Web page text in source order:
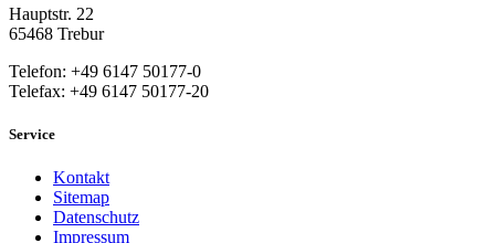
Hauptstr. 22
65468 Trebur
Telefon: +49 6147 50177-0
Telefax: +49 6147 50177-20
Service
Kontakt
Sitemap
Datenschutz
Impressum